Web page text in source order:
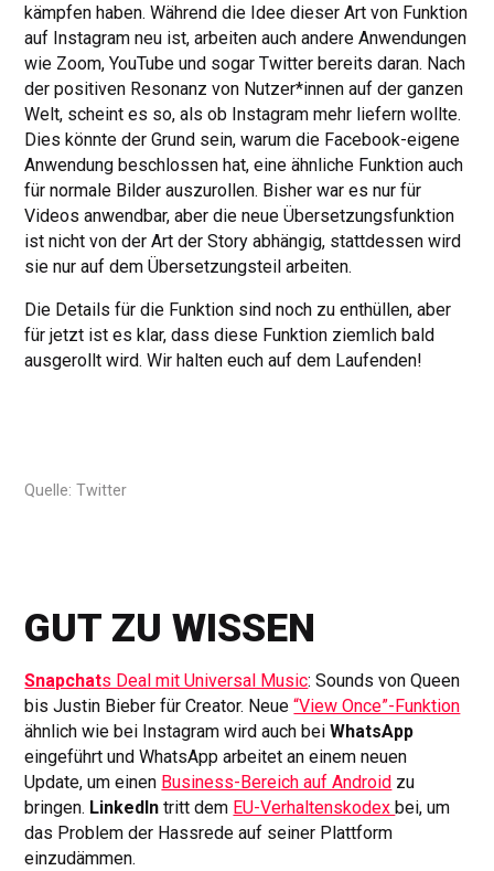
kämpfen haben. Während die Idee dieser Art von Funktion
auf Instagram neu ist, arbeiten auch andere Anwendungen
wie Zoom, YouTube und sogar Twitter bereits daran. Nach
der positiven Resonanz von Nutzer*innen auf der ganzen
Welt, scheint es so, als ob Instagram mehr liefern wollte.
Dies könnte der Grund sein, warum die Facebook-eigene
Anwendung beschlossen hat, eine ähnliche Funktion auch
für normale Bilder auszurollen. Bisher war es nur für
Videos anwendbar, aber die neue Übersetzungsfunktion
ist nicht von der Art der Story abhängig, stattdessen wird
sie nur auf dem Übersetzungsteil arbeiten.
Die Details für die Funktion sind noch zu enthüllen, aber
für jetzt ist es klar, dass diese Funktion ziemlich bald
ausgerollt wird. Wir halten euch auf dem Laufenden!
Quelle: Twitter
GUT ZU WISSEN
Snapchats Deal mit Universal Music: Sounds von Queen
bis Justin Bieber für Creator. Neue“View Once”-Funktion
ähnlich wie bei Instagram wird auch beiWhatsApp
eingeführt und WhatsApp arbeitet an einem neuen
Update, um einen Business-Bereich auf Android zu
bringen. LinkedIn tritt dem EU-Verhaltenskodex bei, um
das Problem der Hassrede auf seiner Plattform
einzudämmen.